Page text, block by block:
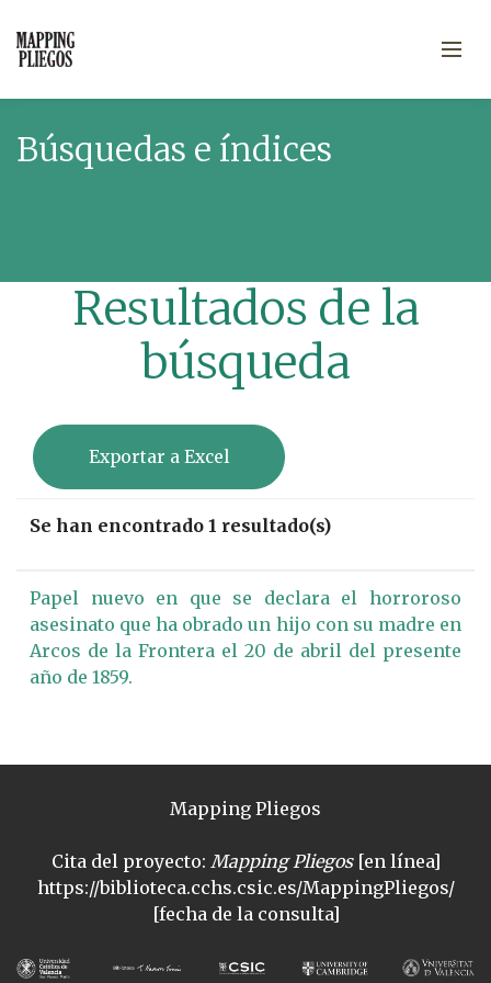
Búsquedas e índices
Resultados de la
búsqueda
Exportar a Excel
Se han encontrado 1 resultado(s)
Papel nuevo en que se declara el horroroso
asesinato que ha obrado un hijo con su madre en
Arcos de la Frontera el 20 de abril del presente
año de 1859.
Mapping Pliegos
Cita del proyecto: Mapping Pliegos[en línea]
https://biblioteca.cchs.csic.es/MappingPliegos/
[fecha de la consulta]